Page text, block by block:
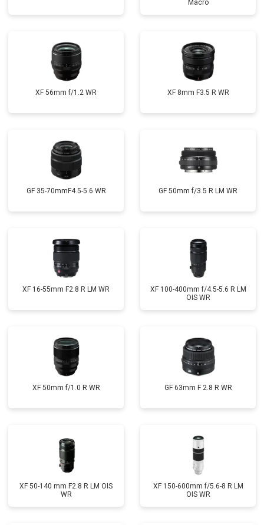
Macro
XF 56mm f/1.2 WR XF 8mm F3.5 R WR
GF 35-70mmF4.5-5.6 WR GF 50mm f/3.5 R LM WR
XF 16-55mm F2.8 R LM WR
XF 100-400mm f/4.5-5.6 R LM
OIS WR
XF 50mm f/1.0 R WR GF 63mm F 2.8 R WR
XF 50-140 mm F2.8 R LM OIS
WR
XF 150-600mm f/5.6-8 R LM
OIS WR